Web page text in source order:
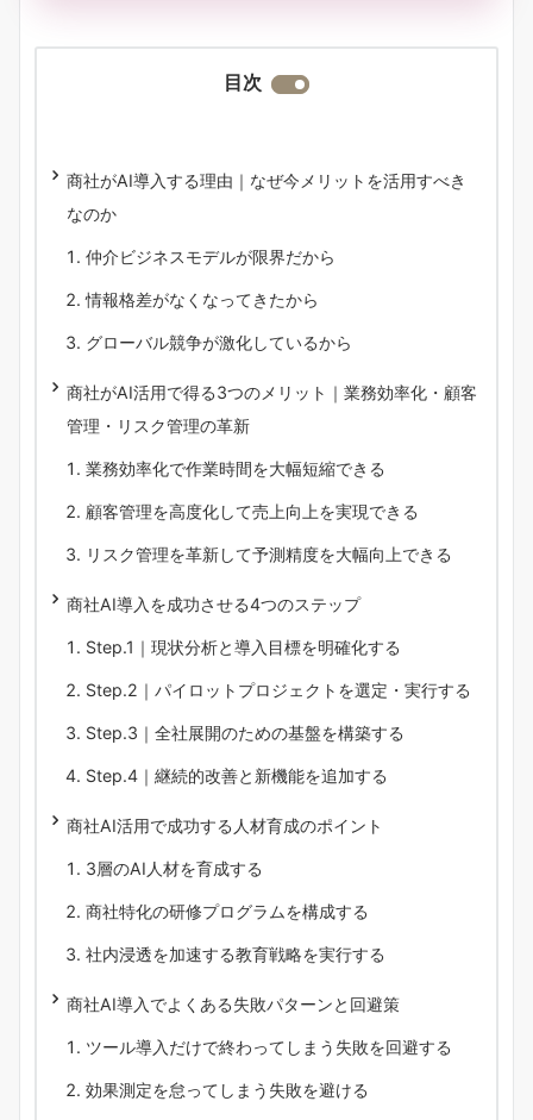
目次
商社がAI導入する理由｜なぜ今メリットを活用すべき
なのか
仲介ビジネスモデルが限界だから
情報格差がなくなってきたから
グローバル競争が激化しているから
商社がAI活用で得る3つのメリット｜業務効率化・顧客
管理・リスク管理の革新
業務効率化で作業時間を大幅短縮できる
顧客管理を高度化して売上向上を実現できる
リスク管理を革新して予測精度を大幅向上できる
商社AI導入を成功させる4つのステップ
Step.1｜現状分析と導入目標を明確化する
Step.2｜パイロットプロジェクトを選定・実行する
Step.3｜全社展開のための基盤を構築する
Step.4｜継続的改善と新機能を追加する
商社AI活用で成功する人材育成のポイント
3層のAI人材を育成する
商社特化の研修プログラムを構成する
社内浸透を加速する教育戦略を実行する
商社AI導入でよくある失敗パターンと回避策
ツール導入だけで終わってしまう失敗を回避する
効果測定を怠ってしまう失敗を避ける